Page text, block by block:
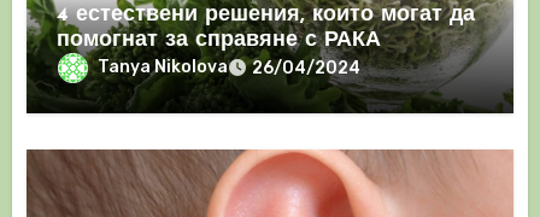
4 естествени решения, които могат да
помогнат за справяне с РАКА
Tanya Nikolova 26/04/2024